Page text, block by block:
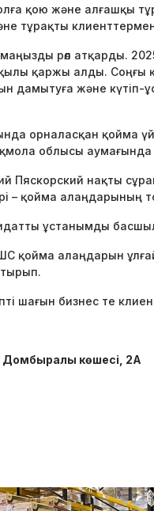
қою және алғашқы
тұрақты
маңызды рөл атқарды.
қаржы алды. Соңғы
және күтіп-
орналасқан қойма
облысы
Пяскорский нақты
– қойма алаңдарының
ұстанымды
алаңдарын
шағын бизнес те
Домбыралы көшесі, 2А